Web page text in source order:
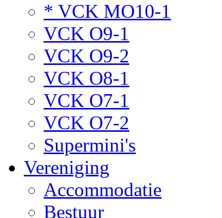
* VCK MO10-1
VCK O9-1
VCK O9-2
VCK O8-1
VCK O7-1
VCK O7-2
Supermini's
Vereniging
Accommodatie
Bestuur